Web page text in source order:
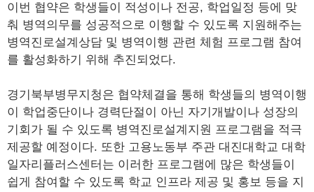
이번 협약은 학생들이 적성이나 전공, 학업일정 등에 맞
춰 병역의무를 성공적으로 이행할 수 있도록 지원해주는
병역진로설계상담 및 병역이행 관련 체험 프로그램 참여
를 활성화하기 위해 추진되었다.
경기북부병무지청은 협약체결을 통해 학생들의 병역이행
이 학업중단이나 경력단절이 아닌 자기개발이나 성장의
기회가 될 수 있도록 병역진로설계지원 프로그램을 적극
제공할 예정이다. 또한 고용노동부 주관 대진대학교 대학
일자리플러스센터는 이러한 프로그램에 많은 학생들이
쉽게 참여할 수 있도록 학교 인프라 제공 및 홍보 등을 지